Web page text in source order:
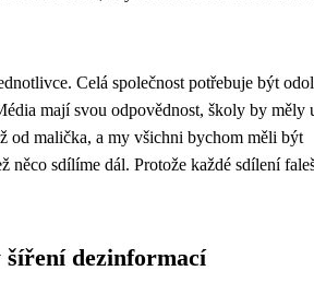
Celá společnost potřebuje být
mají svou odpovědnost, školy by měly
od malička, a my všichni bychom měli být
něco sdílíme dál. Protože každé sdílení
šíření dezinformací